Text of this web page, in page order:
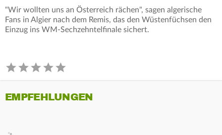
"Wir wollten uns an Österreich rächen", sagen algerische
Fans in Algier nach dem Remis, das den Wüstenfüchsen den
Einzug ins WM-Sechzehntelfinale sichert.
EMPFEHLUNGEN